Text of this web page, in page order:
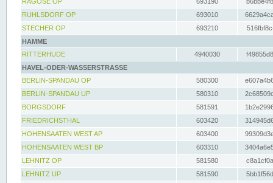
RUHLSDORF OP
693010
STECHER OP
693210
HAMME
RITTERHUDE
4940030
HAVEL-ODER-WASSERSTRASSE
BERLIN-SPANDAU OP
580300
BERLIN-SPANDAU UP
580310
BORGSDORF
581591
FRIEDRICHSTHAL
603420
HOHENSAATEN WEST AP
603400
HOHENSAATEN WEST BP
603310
LEHNITZ OP
581580
LEHNITZ UP
581590